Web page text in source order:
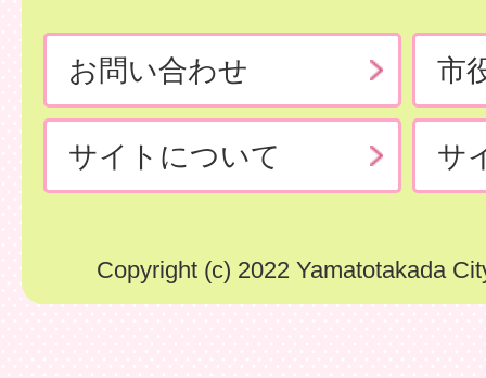
お問い合わせ 市
サイトについて サ
Copyright (c) 2022 Yamatotakada